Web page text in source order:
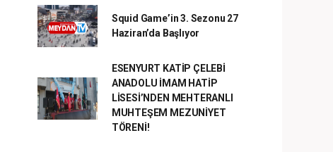
Squid Game’in 3. Sezonu 27
Haziran’da Başlıyor
ESENYURT KATİP ÇELEBİ
ANADOLU İMAM HATİP
LİSESİ’NDEN MEHTERANLI
MUHTEŞEM MEZUNİYET
TÖRENİ!